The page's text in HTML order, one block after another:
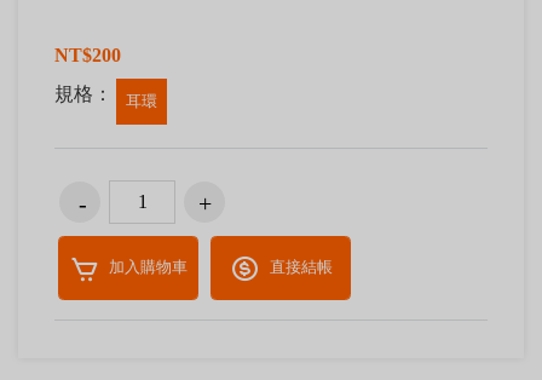
NT$200
規格：
耳環
加入購物車 直接結帳